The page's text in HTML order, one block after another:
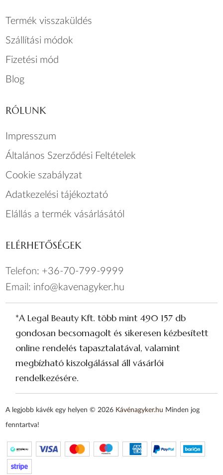
Termék visszaküldés
Szállítási módok
Fizetési mód
Blog
RÓLUNK
Impresszum
Általános Szerződési Feltételek
Cookie szabályzat
Adatkezelési tájékoztató
Elállás a termék vásárlásától
ELÉRHETŐSÉGEK
Telefon: +36-70-799-9999
Email: info@kavenagyker.hu
*A Legal Beauty Kft. több mint 490 157 db
gondosan becsomagolt és sikeresen kézbesített
online rendelés tapasztalatával, valamint
megbízható kiszolgálással áll vásárlói
rendelkezésére.
A legjobb kávék egy helyen © 2026 Kávénagyker.hu Minden jog
fenntartva!